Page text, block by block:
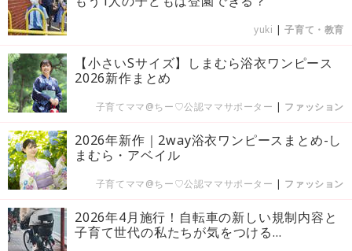
yuki |子育て・教育
【小さいSサイズ】しまむら浴衣ワンピース
2026新作まとめ
子育てママ@ちー♡公認ママサポーター | ファッション
2026年新作｜2way浴衣ワンピースまとめ-し
まむら・アベイル
子育てママ@ちー♡公認ママサポーター | ファッション
2026年4月施行！自転車の新しい規制内容と
子育て世代の私たちが気をつける...